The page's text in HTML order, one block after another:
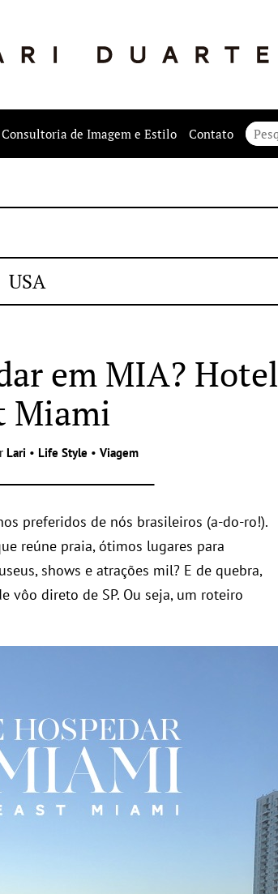
Consultoria de Imagem e Estilo Contato
USA
em MIA? Hotel
Miami
Lari • Life Style • Viagem
preferidos de nós brasileiros (a-do-ro!).
reúne praia, ótimos lugares para
shows e atrações mil? E de quebra,
vôo direto de SP. Ou seja, um roteiro